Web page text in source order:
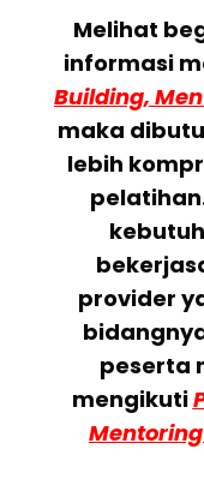
Melihat
informasi
Building,
maka
lebih
provider
peserta
mengikuti